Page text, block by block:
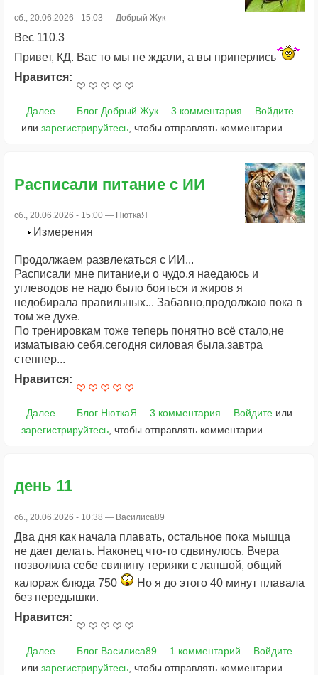
сб., 20.06.2026 - 15:03 — Добрый Жук
Вес 110.3
Привет, КД. Вас то мы не ждали, а вы приперлись
Нравится:
Далее... Блог Добрый Жук 3 комментария
Войдите
или зарегистрируйтесь , чтобы отправлять комментарии
Расписали питание с ИИ
сб., 20.06.2026 - 15:00 — НюткаЯ
Измерения
Продолжаем развлекаться с ИИ...
Расписали мне питание,и о чудо,я наедаюсь и
углеводов не надо было бояться и жиров я
недобирала правильных... Забавно,продолжаю пока в
том же духе.
По тренировкам тоже теперь понятно всё стало,не
изматываю себя,сегодня силовая была,завтра
степпер...
Нравится:
Далее... Блог НюткаЯ 3 комментария Войдитеили
зарегистрируйтесь , чтобы отправлять комментарии
день 11
сб., 20.06.2026 - 10:38 — Василиса89
Два дня как начала плавать, остальное пока мышца
не дает делать. Наконец что-то сдвинулось. Вчера
позволила себе свинину терияки с лапшой, общий
калораж блюда 750
Но я до этого 40 минут плавала
без передышки.
Нравится:
Далее... Блог Василиса89 1 комментарий
Войдите
или зарегистрируйтесь , чтобы отправлять комментарии